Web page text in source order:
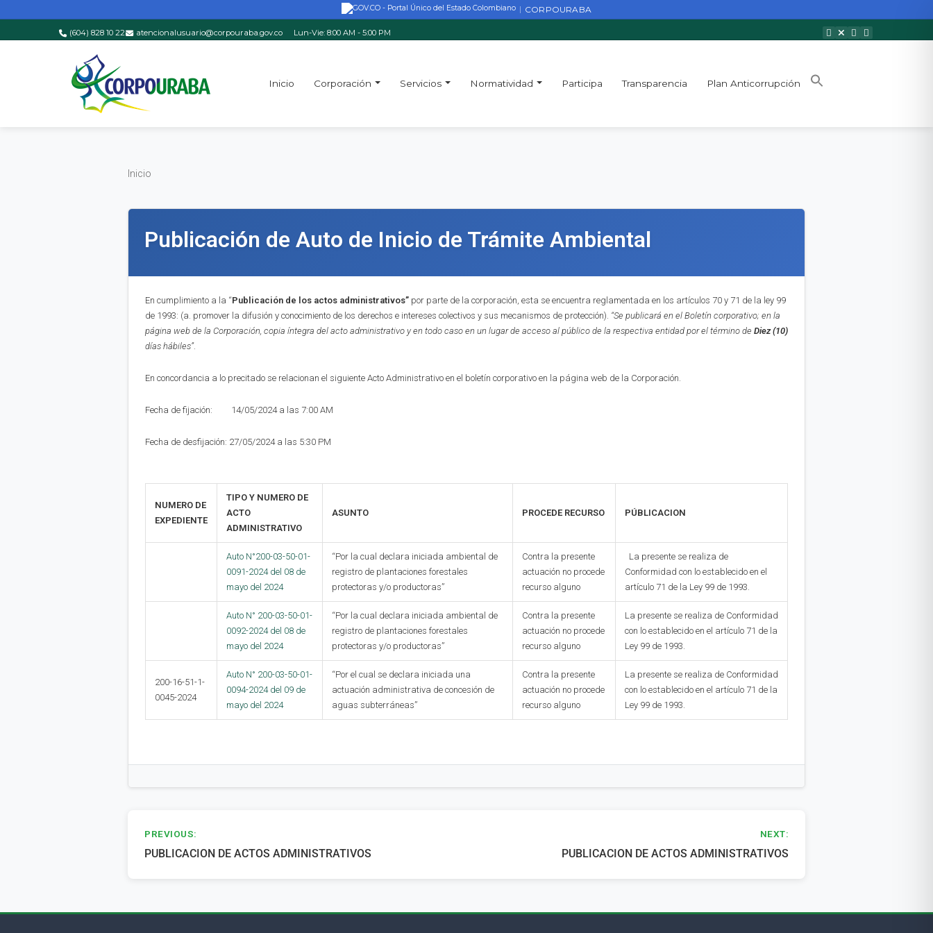
Saltar al contenido principal
| CORPOURABA
(604) 828 10 22 atencionalusuario@corpouraba.gov.co Lun-Vie: 8:00 AM - 5:00 PM
Inicio Corporación Servicios Normatividad Participa Transparencia Plan Anticorrupción
Inicio
Inicio
Publicación de Auto de Inicio de Trámite Ambiental
En cumplimiento a la “Publicación de los actos administrativos” por parte de la corporación, esta se encuentra reglamentada en los artículos 70 y 71 de la ley 99
de 1993: (a. promover la difusión y conocimiento de los derechos e intereses colectivos y sus mecanismos de protección). “Se publicará en el Boletín corporativo; en la
página web de la Corporación, copia íntegra del acto administrativo y en todo caso en un lugar de acceso al público de la respectiva entidad por el término de Diez (10)
días hábiles”.
En concordancia a lo precitado se relacionan el siguiente Acto Administrativo en el boletín corporativo en la página web de la Corporación.
Fecha de fijación: 14/05/2024 a las 7:00 AM
Fecha de desfijación: 27/05/2024 a las 5:30 PM
NUMERO DE
EXPEDIENTE
TIPO Y NUMERO DE
ACTO
ADMINISTRATIVO
ASUNTO PROCEDE RECURSO PÚBLICACION
Auto N°200-03-50-01-
0091-2024 del 08 de
mayo del 2024
“Por la cual declara iniciada ambiental de
registro de plantaciones forestales
protectoras y/o productoras”
Contra la presente
actuación no procede
recurso alguno
La presente se realiza de
Conformidad con lo establecido en el
artículo 71 de la Ley 99 de 1993.
Auto N° 200-03-50-01-
0092-2024 del 08 de
mayo del 2024
“Por la cual declara iniciada ambiental de
registro de plantaciones forestales
protectoras y/o productoras”
Contra la presente
actuación no procede
recurso alguno
La presente se realiza de Conformidad
con lo establecido en el artículo 71 de la
Ley 99 de 1993.
200-16-51-1-
0045-2024
Auto N° 200-03-50-01-
0094-2024 del 09 de
mayo del 2024
“Por el cual se declara iniciada una
actuación administrativa de concesión de
aguas subterráneas”
Contra la presente
actuación no procede
recurso alguno
La presente se realiza de Conformidad
con lo establecido en el artículo 71 de la
Ley 99 de 1993.
Navegación
de
PREVIOUS:
PUBLICACION DE ACTOS ADMINISTRATIVOS
NEXT:
PUBLICACION DE ACTOS ADMINISTRATIVOS